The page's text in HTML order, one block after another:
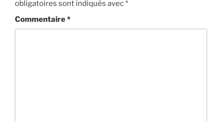
obligatoires sont indiqués avec*
Commentaire*